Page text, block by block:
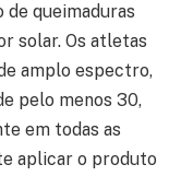
queimaduras
solar. Os atletas
amplo espectro,
pelo menos 30,
em todas as
aplicar o produto